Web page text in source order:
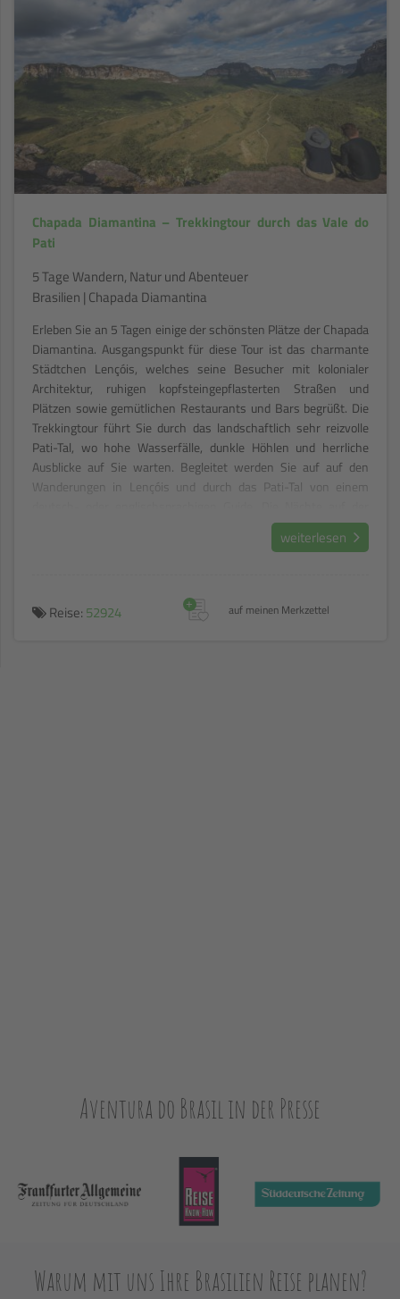
Chapada Diamantina – Trekkingtour durch das Vale do
Pati
5 Tage Wandern, Natur und Abenteuer
Brasilien | Chapada Diamantina
Erleben Sie an 5 Tagen einige der schönsten Plätze der Chapada
Diamantina. Ausgangspunkt für diese Tour ist das charmante
Städtchen Lençóis, welches seine Besucher mit kolonialer
Architektur, ruhigen kopfsteingepflasterten Straßen und
Plätzen sowie gemütlichen Restaurants und Bars begrüßt. Die
Trekkingtour führt Sie durch das landschaftlich sehr reizvolle
Pati-Tal, wo hohe Wasserfälle, dunkle Höhlen und herrliche
Ausblicke auf Sie warten. Begleitet werden Sie auf auf den
Wanderungen in Lençóis und durch das Pati-Tal von einem
Trekkingtour verbringen Sie bei gastfreundlichen,
weiterlesen
Reise: 52924 auf meinen Merkzettel
+
Aventura do Brasil in der Presse
Warum mit uns Ihre Brasilien Reise planen?